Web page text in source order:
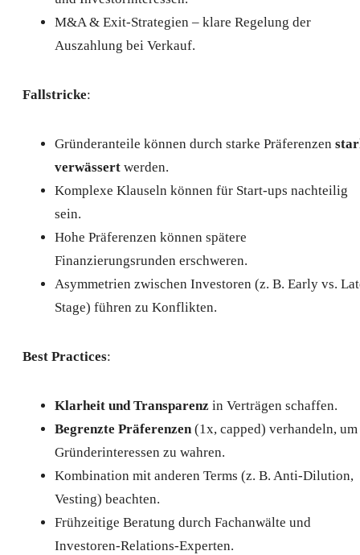
M&A & Exit-Strategien – klare Regelung der
Auszahlung bei Verkauf.
Fallstricke:
Gründeranteile können durch starke Präferenzen
verwässert werden.
Komplexe Klauseln können für Start-ups nachteilig
sein.
Hohe Präferenzen können spätere
Finanzierungsrunden erschweren.
Asymmetrien zwischen Investoren (z. B. Early vs.
Stage) führen zu Konflikten.
Best Practices:
Klarheit und Transparenz in Verträgen schaffen.
Begrenzte Präferenzen(1x, capped) verhandeln, um
Gründerinteressen zu wahren.
Kombination mit anderen Terms (z. B. Anti-Dilution,
Vesting) beachten.
Frühzeitige Beratung durch Fachanwälte und
Investoren-Relations-Experten.